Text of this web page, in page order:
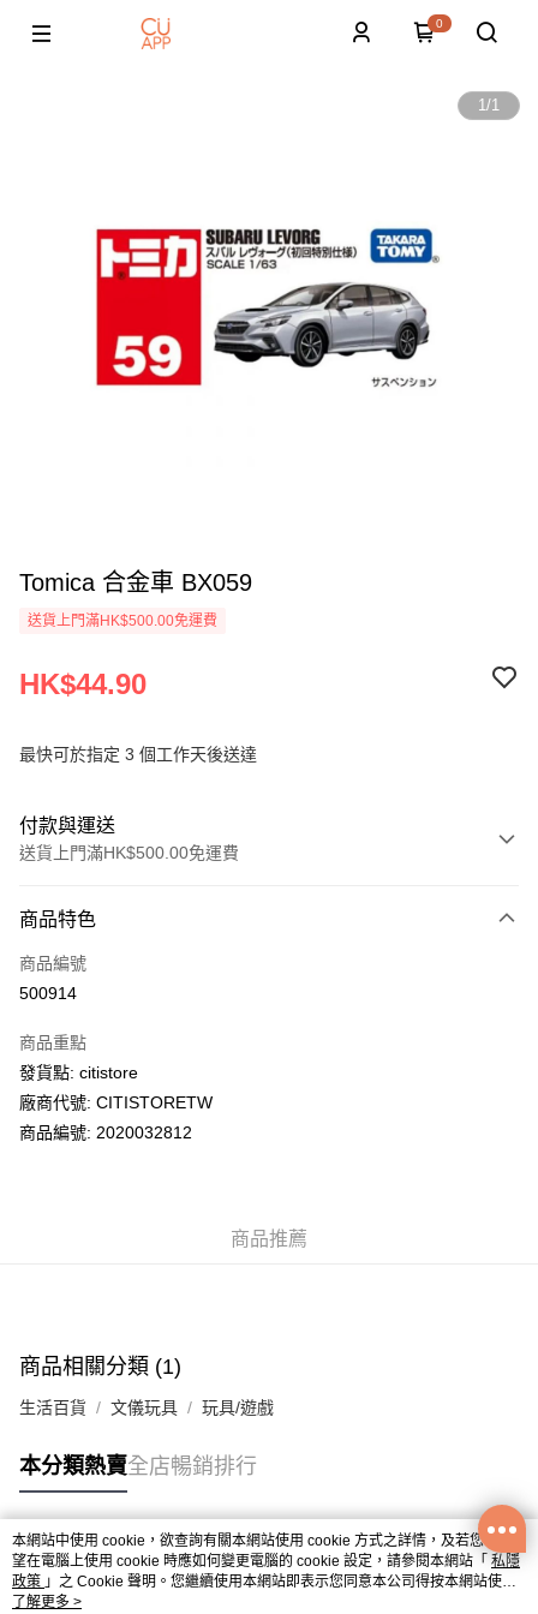
0
1/1
Tomica 合金車 BX059
送貨上門滿HK$500.00免運費
HK$44.90
最快可於指定 3 個工作天後送達
付款與運送
送貨上門滿HK$500.00免運費
信用卡
AlipayHK
WeChat Pay
送貨方式
每筆HK$50.00，滿HK$200.00或以上免運費
UNY 門市自取
商品特色
商品編號
500914
商品重點
發貨點: citistore
廠商代號: CITISTORETW
商品編號: 2020032812
商品推薦
商品相關分類 (1)
生活百貨 文儀玩具 玩具/遊戲
本分類熱賣全店暢銷排行
熱門標籤
熱銷排行
本網站中使用 cookie，欲查詢有關本網站使用 cookie 方式之詳情，及若您不希
望在電腦上使用 cookie 時應如何變更電腦的 cookie 設定，請參閱本網站「 私隱
政策 」之 Cookie 聲明。您繼續使用本網站即表示您同意本公司得按本網站使用
條款之 Cookie 聲明使用 cookie。
了解更多 >